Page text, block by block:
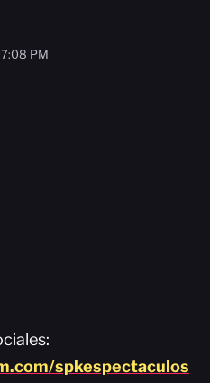
PM
spkespectaculos